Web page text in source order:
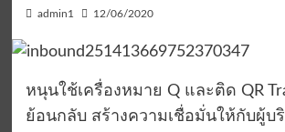
admin1 12/06/2020
หนุนใช้เครื่องหมาย Q และติด QR
ย้อนกลับ สร้างความเชื่อมั่นให้กับผู้บ